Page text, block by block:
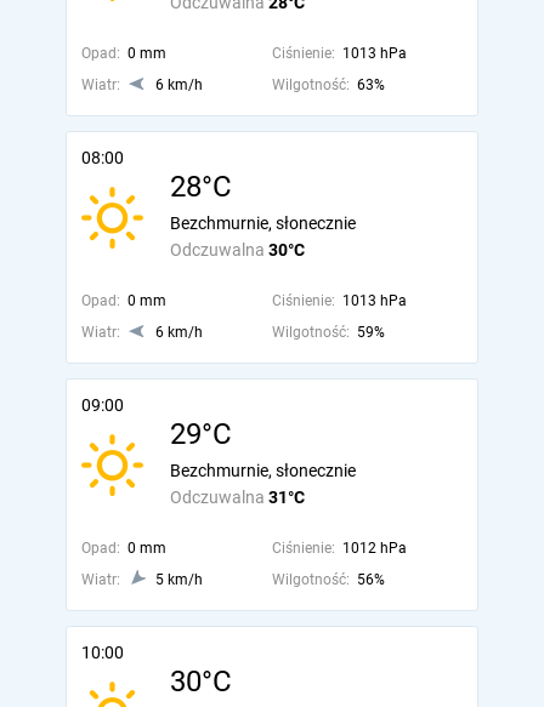
Opad: 0 mm Ciśnienie: 1013 hPa
Wiatr:
6 km/h Wilgotność: 63%
08:00
28°C
Odczuwalna 30°C
Bezchmurnie, słonecznie
Opad: 0 mm Ciśnienie: 1013 hPa
Wiatr:
6 km/h Wilgotność: 59%
09:00
29°C
Odczuwalna 31°C
Bezchmurnie, słonecznie
Opad: 0 mm Ciśnienie: 1012 hPa
Wiatr:
5 km/h Wilgotność: 56%
10:00
30°C